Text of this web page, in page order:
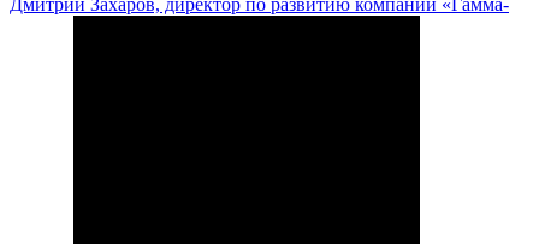
Дмитрий Захаров, директор по развитию компании «Гамма-